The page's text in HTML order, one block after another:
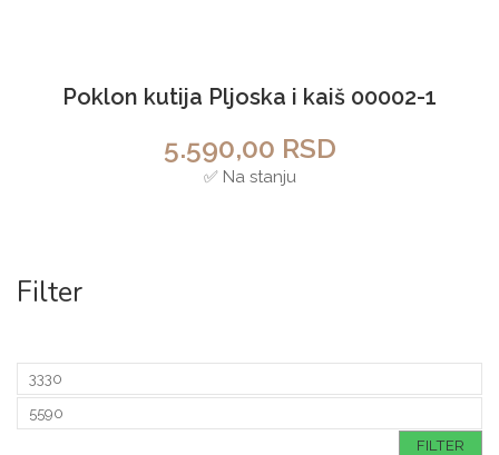
Poklon kutija Pljoska i kaiš 00002-1
5.590,00 RSD
✅ Na stanju
Filter
FILTER